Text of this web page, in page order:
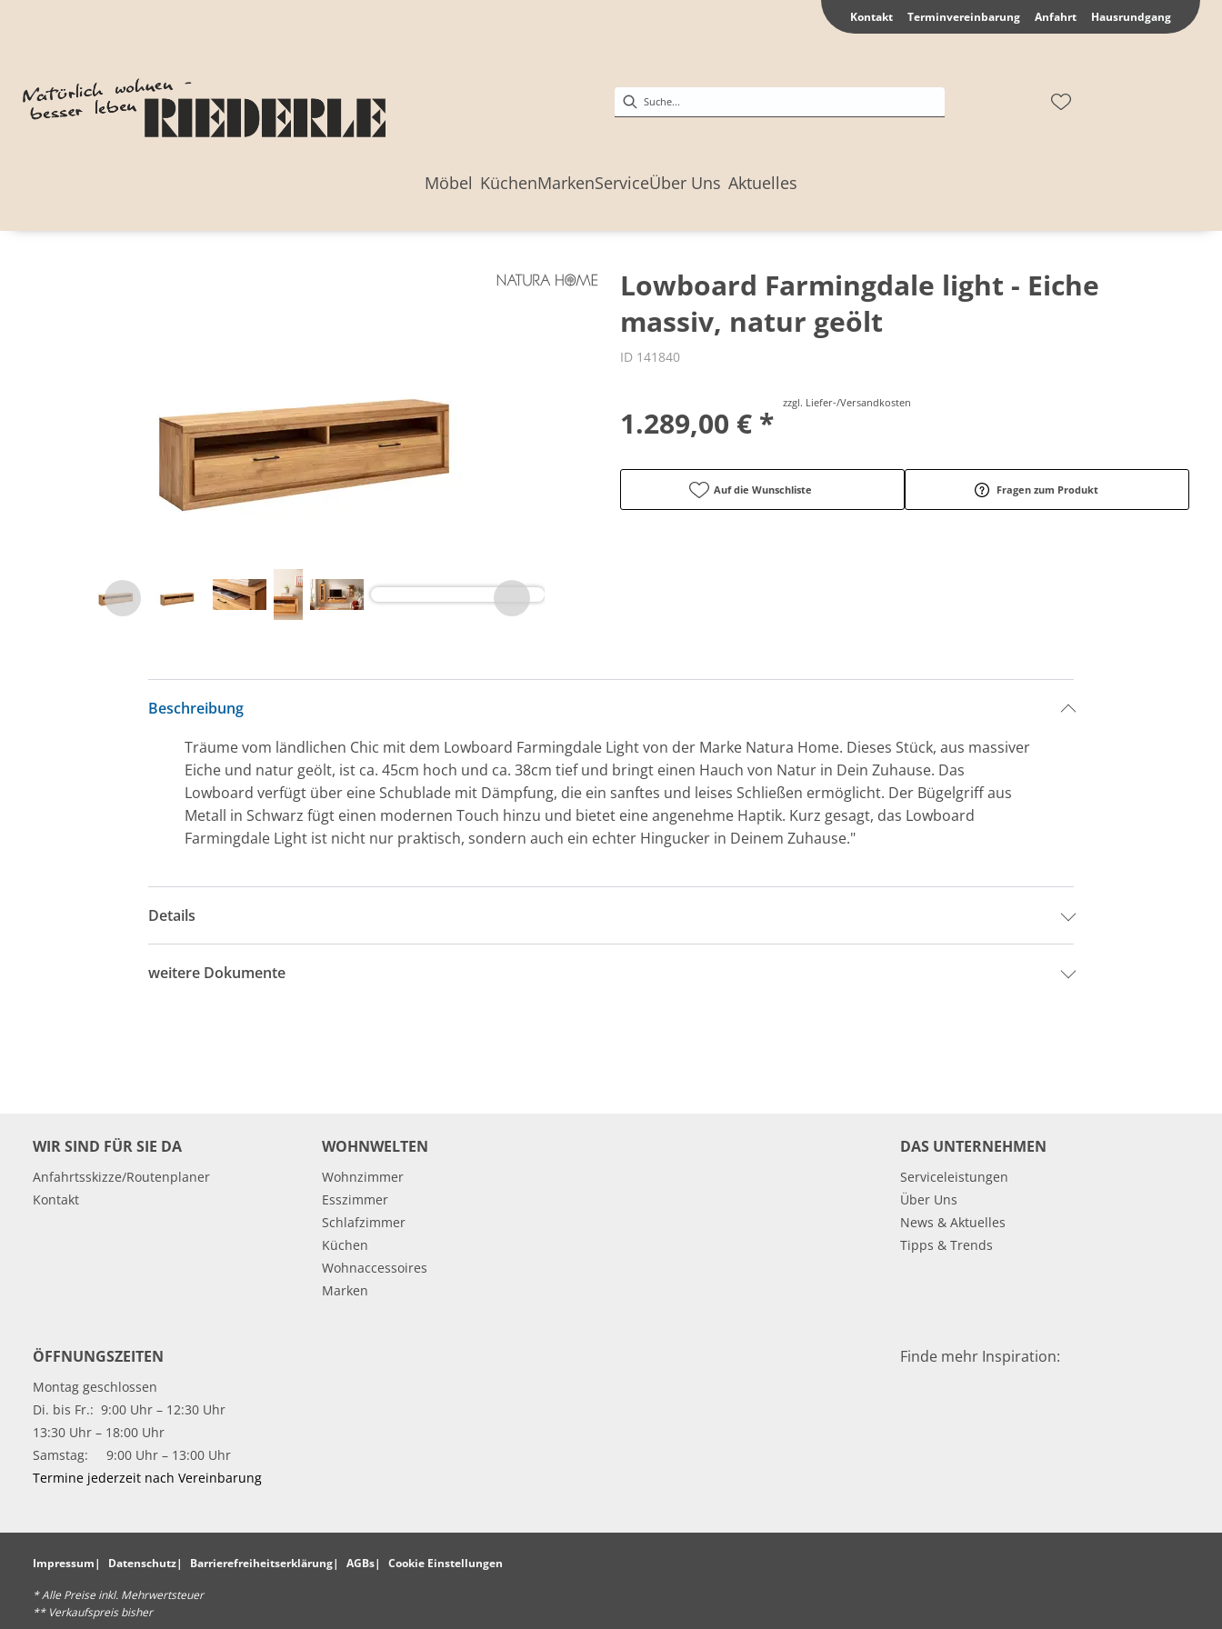
Kontakt Terminvereinbarung Anfahrt Hausrundgang
Möbel KüchenMarkenServiceÜber Uns Aktuelles
Lowboard Farmingdale light - Eiche
massiv, natur geölt
ID 141840
1.289,00 € *
zzgl. Liefer-/Versandkosten
Auf die Wunschliste Fragen zum Produkt
Beschreibung
Träume vom ländlichen Chic mit dem Lowboard Farmingdale Light von der Marke Natura Home. Dieses Stück, aus massiver
Eiche und natur geölt, ist ca. 45cm hoch und ca. 38cm tief und bringt einen Hauch von Natur in Dein Zuhause. Das
Lowboard verfügt über eine Schublade mit Dämpfung, die ein sanftes und leises Schließen ermöglicht. Der Bügelgriff aus
Metall in Schwarz fügt einen modernen Touch hinzu und bietet eine angenehme Haptik. Kurz gesagt, das Lowboard
Farmingdale Light ist nicht nur praktisch, sondern auch ein echter Hingucker in Deinem Zuhause."
Details
weitere Dokumente
WIR SIND FÜR SIE DA
Anfahrtsskizze/Routenplaner
Kontakt
WOHNWELTEN
Wohnzimmer
Esszimmer
Schlafzimmer
Küchen
Wohnaccessoires
Marken
DAS UNTERNEHMEN
Serviceleistungen
Über Uns
News & Aktuelles
Tipps & Trends
ÖFFNUNGSZEITEN
Montag geschlossen
Di. bis Fr.: 9:00 Uhr – 12:30 Uhr
13:30 Uhr – 18:00 Uhr
Samstag: 9:00 Uhr – 13:00 Uhr
Termine jederzeit nach Vereinbarung
Finde mehr Inspiration:
Impressum Datenschutz Barrierefreiheitserklärung AGBs Cookie Einstellungen
* Alle Preise inkl. Mehrwertsteuer
** Verkaufspreis bisher